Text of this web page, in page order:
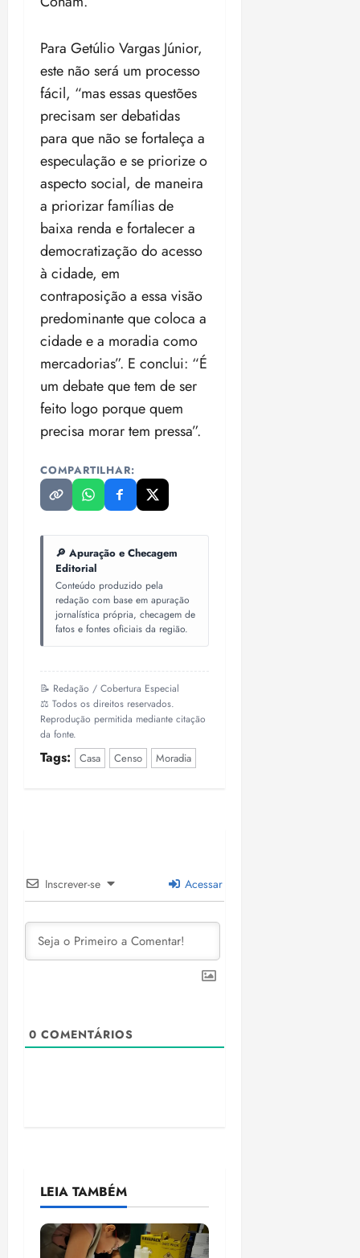
Para Getúlio Vargas Júnior,
este não será um processo
fácil, “mas essas questões
precisam ser debatidas
para que não se fortaleça a
especulação e se priorize o
aspecto social, de maneira
a priorizar famílias de
baixa renda e fortalecer a
democratização do acesso
à cidade, em
contraposição a essa visão
predominante que coloca a
cidade e a moradia como
mercadorias”. E conclui: “É
um debate que tem de ser
feito logo porque quem
precisa morar tem pressa”.
COMPARTILHAR:
🔎 Apuração e Checagem
Editorial
Conteúdo produzido pela
redação com base em apuração
jornalística própria, checagem de
fatos e fontes oficiais da região.
📝 Redação / Cobertura Especial
⚖️ Todos os direitos reservados.
Reprodução permitida mediante citação
da fonte.
Tags: Casa Censo Moradia
Inscrever-se Acessar
0 COMENTÁRIOS
LEIA TAMBÉM